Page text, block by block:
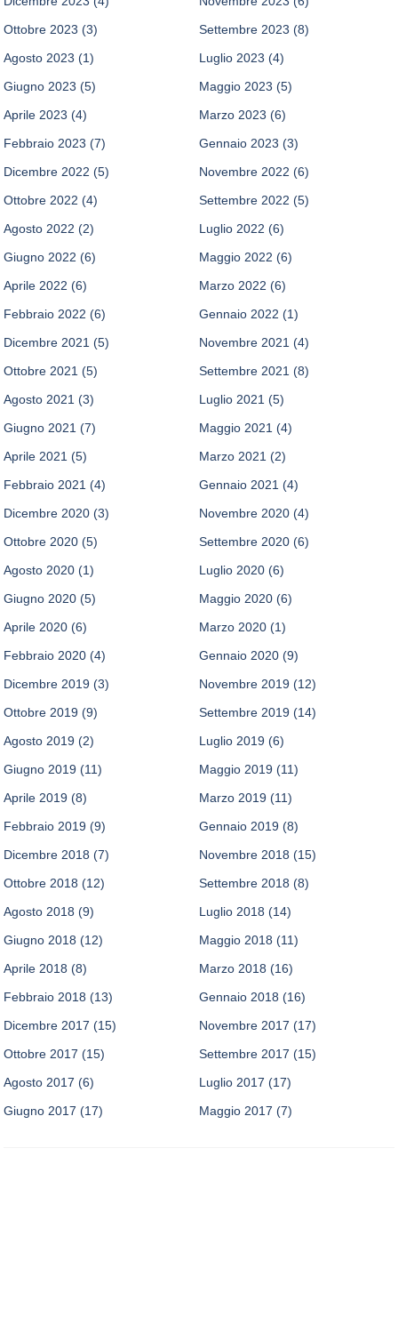
Ottobre 2023 (3) Settembre 2023 (8)
Agosto 2023 (1) Luglio 2023 (4)
Giugno 2023 (5) Maggio 2023 (5)
Aprile 2023 (4) Marzo 2023 (6)
Febbraio 2023 (7) Gennaio 2023 (3)
Dicembre 2022 (5) Novembre 2022 (6)
Ottobre 2022 (4) Settembre 2022 (5)
Agosto 2022 (2) Luglio 2022 (6)
Giugno 2022 (6) Maggio 2022 (6)
Aprile 2022 (6) Marzo 2022 (6)
Febbraio 2022 (6) Gennaio 2022 (1)
Dicembre 2021 (5) Novembre 2021 (4)
Ottobre 2021 (5) Settembre 2021 (8)
Agosto 2021 (3) Luglio 2021 (5)
Giugno 2021 (7) Maggio 2021 (4)
Aprile 2021 (5) Marzo 2021 (2)
Febbraio 2021 (4) Gennaio 2021 (4)
Dicembre 2020 (3) Novembre 2020 (4)
Ottobre 2020 (5) Settembre 2020 (6)
Agosto 2020 (1) Luglio 2020 (6)
Giugno 2020 (5) Maggio 2020 (6)
Aprile 2020 (6) Marzo 2020 (1)
Febbraio 2020 (4) Gennaio 2020 (9)
Dicembre 2019 (3) Novembre 2019 (12)
Ottobre 2019 (9) Settembre 2019 (14)
Agosto 2019 (2) Luglio 2019 (6)
Giugno 2019 (11) Maggio 2019 (11)
Aprile 2019 (8) Marzo 2019 (11)
Febbraio 2019 (9) Gennaio 2019 (8)
Dicembre 2018 (7) Novembre 2018 (15)
Ottobre 2018 (12) Settembre 2018 (8)
Agosto 2018 (9) Luglio 2018 (14)
Giugno 2018 (12) Maggio 2018 (11)
Aprile 2018 (8) Marzo 2018 (16)
Febbraio 2018 (13) Gennaio 2018 (16)
Dicembre 2017 (15) Novembre 2017 (17)
Ottobre 2017 (15) Settembre 2017 (15)
Agosto 2017 (6) Luglio 2017 (17)
Giugno 2017 (17) Maggio 2017 (7)